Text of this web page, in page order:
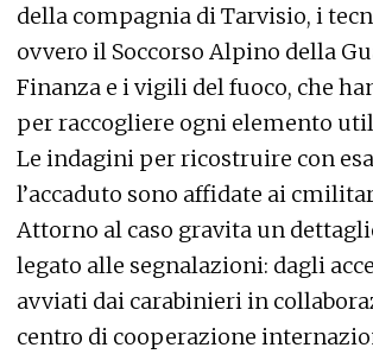
della compagnia di Tarvisio, i
ovvero il Soccorso Alpino della
Finanza e i vigili del fuoco, che
per raccogliere ogni elemento
Le indagini per ricostruire con
l’accaduto sono affidate ai
Attorno al caso gravita un
legato alle segnalazioni: dagli
avviati dai carabinieri in
centro di cooperazione